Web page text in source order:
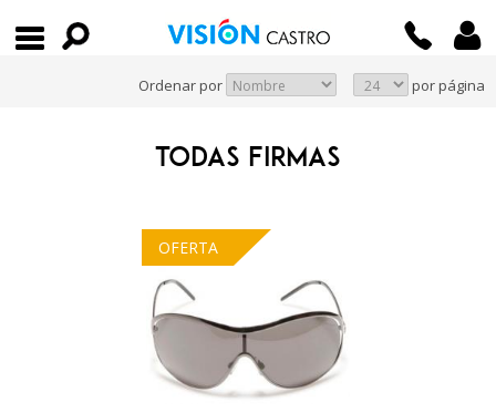
Ordenar por por página
TODAS FIRMAS
OFERTA